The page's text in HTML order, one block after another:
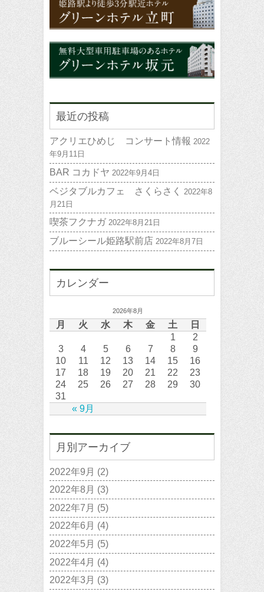
最近の投稿
アクリエひめじ コンサート情報 2022
年9月11日
BAR コカドヤ 2022年9月4日
ベジタブルカフェ さくらさく
2022年8
月21日
喫茶フクナガ 2022年8月21日
ブルーシール姫路駅前店 2022年8月7日
カレンダー
2026年8月
月 火 水 木 金 土 日
« 9月
1
2
3
4 5 6 7 8
9
10
11 12 13 14 15
16
17
18 19 20 21 22
23
24
25 26 27 28 29
30
31
月別アーカイブ
2022年9月 (2)
2022年8月 (3)
2022年7月 (5)
2022年6月 (4)
2022年5月 (5)
2022年4月 (4)
2022年3月 (3)